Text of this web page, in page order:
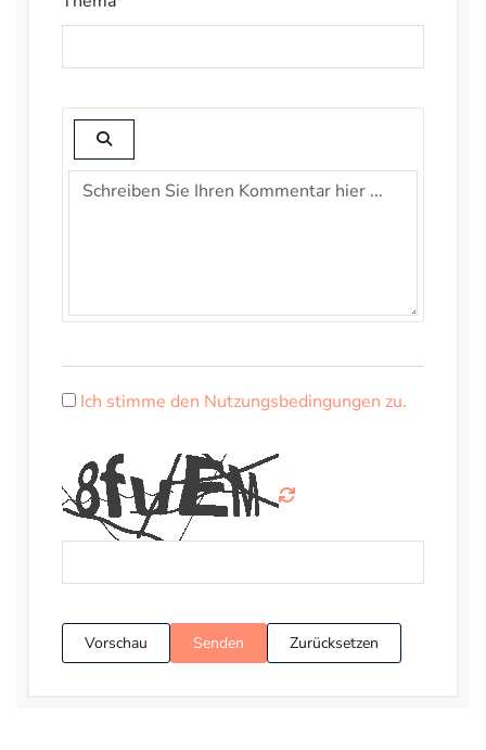
Ich stimme den Nutzungsbedingungen zu.
Vorschau Senden Zurücksetzen